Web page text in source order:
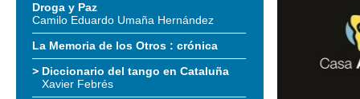
Droga y Paz
Camilo Eduardo Umaña Hernández
La Memoria de los Otros : crónica
Diccionario del tango en Cataluña
Xavier Febrés